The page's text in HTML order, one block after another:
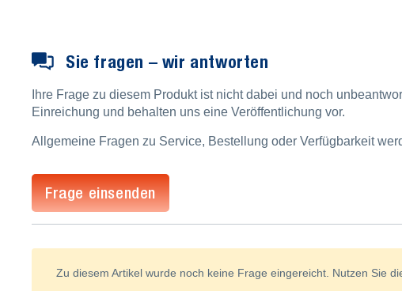
Sie fragen – wir antworten
Ihre Frage zu diesem Produkt ist nicht dabei und noch
Einreichung und behalten uns eine Veröffentlichung vor.
Allgemeine Fragen zu Service, Bestellung oder Verfügbarkeit
Frage einsenden
Zu diesem Artikel wurde noch keine Frage eingereicht. Nutzen Sie